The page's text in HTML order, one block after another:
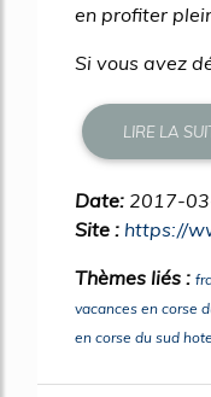
en profiter
Si vous avez
LIRE LA
Date: 2017-
Site : https://
Thèmes liés :
vacances en corse
en corse du sud